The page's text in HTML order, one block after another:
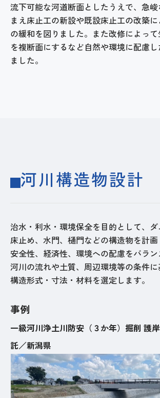
流下可能な河道断面としたうえで、急
まえ床止工の新設や既設床止工の改築
の緩和を図りました。また改修によっ
を複断面にするなど自然や環境に配慮
ました。
河川構造物設計
治水・利水・環境保全を目的として、ダ
床止め、水門、樋門などの構造物を計画
安全性、経済性、環境への配慮をバラン
河川の流れや土質、周辺環境等の条件
構造形式・寸法・材料を選定します。
事例
一級河川浄土川防安（３か年）掘削 護
託／新潟県